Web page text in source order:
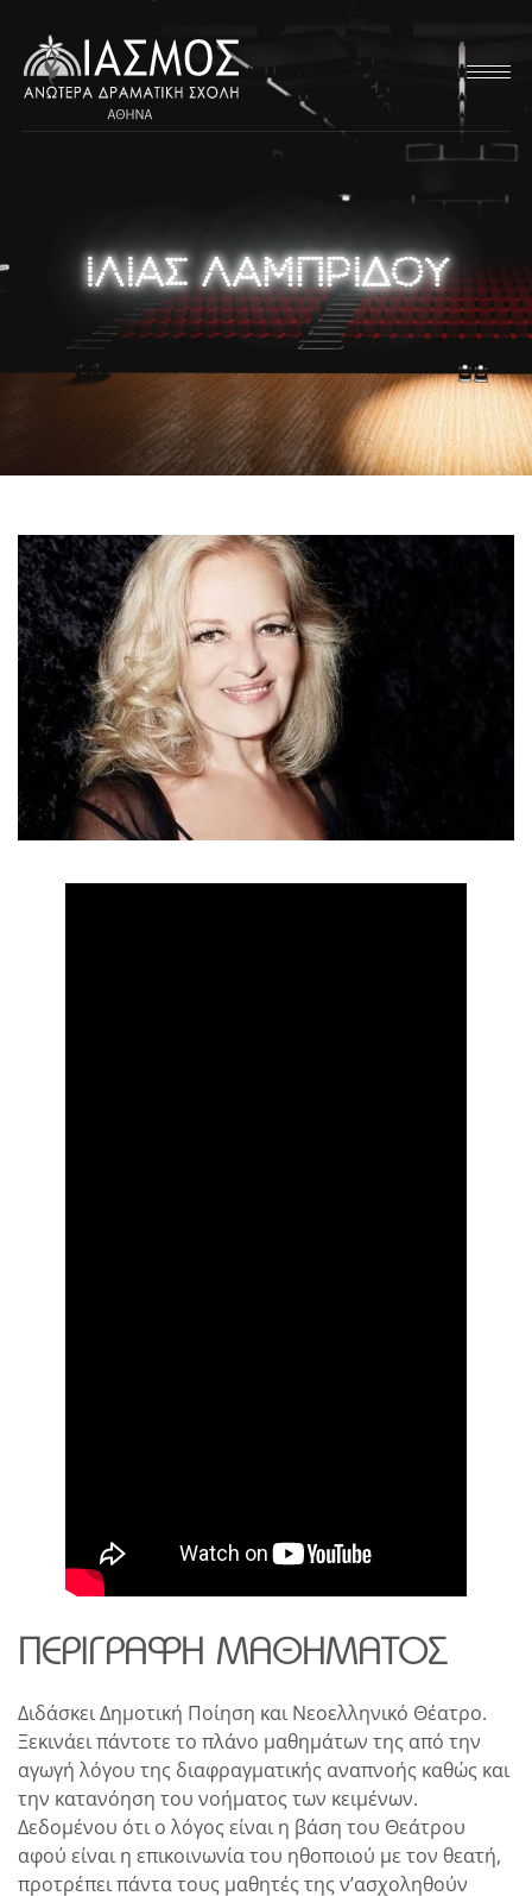
ΙΛΙΑΣ ΛΑΜΠΡΙΔΟΥ
ΠΕΡΙΓΡΑΦΉ ΜΑΘΉΜΑΤΟΣ
Διδάσκει Δημοτική Ποίηση και Νεοελληνικό Θέατρο.
Ξεκινάει πάντοτε το πλάνο μαθημάτων της από την
αγωγή λόγου της διαφραγματικής αναπνοής καθώς και
την κατανόηση του νοήματος των κειμένων.
Δεδομένου ότι ο λόγος είναι η βάση του Θεάτρου
αφού είναι η επικοινωνία του ηθοποιού με τον θεατή,
προτρέπει πάντα τους μαθητές της ν’ασχοληθούν